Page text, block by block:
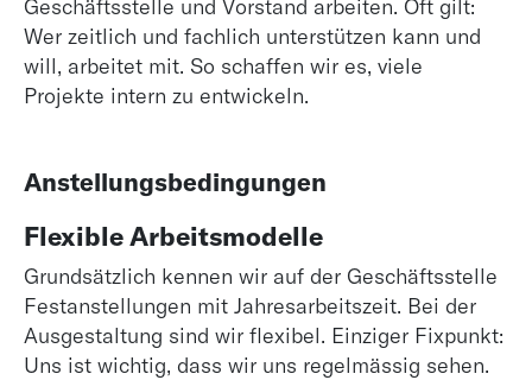
Geschäftsstelle und Vorstand arbeiten. Oft gilt:
Wer zeitlich und fachlich unterstützen kann und
will, arbeitet mit. So schaffen wir es, viele
Projekte intern zu entwickeln.
Anstellungsbedingungen
Flexible Arbeitsmodelle
Grundsätzlich kennen wir auf der Geschäftsstelle
Festanstellungen mit Jahresarbeitszeit. Bei der
Ausgestaltung sind wir flexibel. Einziger Fixpunkt:
Uns ist wichtig, dass wir uns regelmässig sehen.